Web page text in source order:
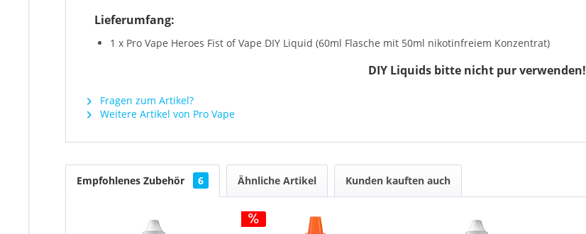
Lieferumfang:
1 x Pro Vape Heroes Fist of Vape DIY Liquid (60ml Flasche mit 50ml nikotinfreiem Konzentrat)
DIY Liquids bitte nicht pur verwenden!
Fragen zum Artikel?
Weitere Artikel von Pro Vape
Empfohlenes Zubehör 6 Ähnliche Artikel Kunden kauften auch